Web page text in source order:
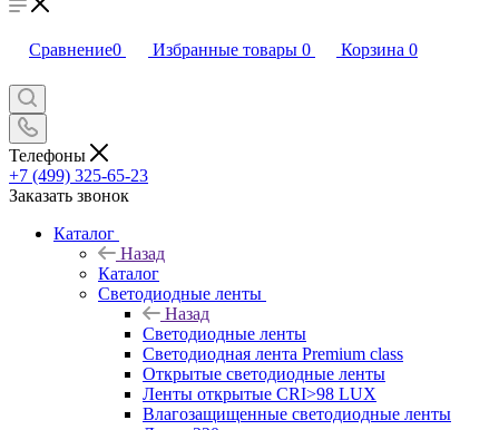
Сравнение0 Избранные товары 0 Корзина 0
Телефоны
+7 (499) 325-65-23
Заказать звонок
Каталог
Назад
Каталог
Светодиодные ленты
Назад
Светодиодные ленты
Светодиодная лента Premium class
Открытые светодиодные ленты
Ленты открытые CRI>98 LUX
Влагозащищенные светодиодные ленты